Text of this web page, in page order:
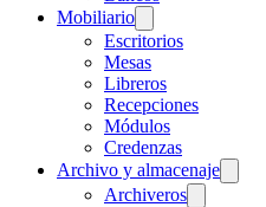
Mobiliario
Escritorios
Mesas
Libreros
Recepciones
Módulos
Credenzas
Archivo y almacenaje
Archiveros